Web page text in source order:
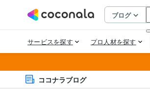
ココナラブログ